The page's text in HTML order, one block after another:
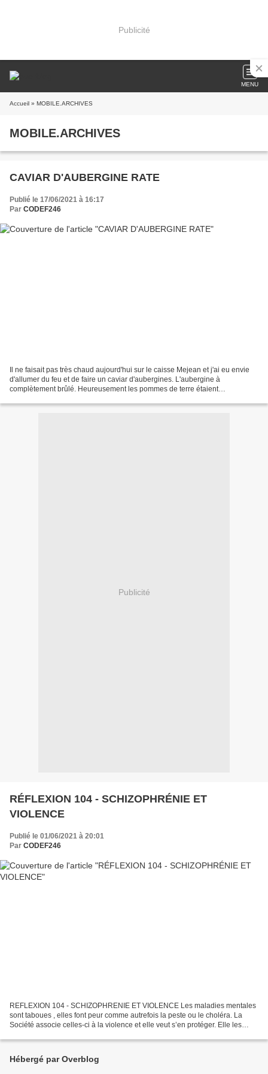
Publicité
MENU
Accueil » MOBILE.ARCHIVES
MOBILE.ARCHIVES
CAVIAR D'AUBERGINE RATE
Publié le 17/06/2021 à 16:17
Par CODEF246
Il ne faisait pas très chaud aujourd'hui sur le caisse Mejean et j'ai eu envie
d'allumer du feu et de faire un caviar d'aubergines. L'aubergine à
complètement brûlé. Heureusement les pommes de terre étaient
Publicité
RÉFLEXION 104 - SCHIZOPHRÉNIE ET
VIOLENCE
Publié le 01/06/2021 à 20:01
Par CODEF246
REFLEXION 104 - SCHIZOPHRENIE ET VIOLENCE Les maladies mentales
sont taboues , elles font peur comme autrefois la peste ou le choléra. La
Société associe celles-ci à la violence et elle veut s’en protéger. Elle les
Hébergé par Overblog